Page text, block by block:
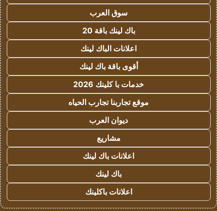
سوق العرب
باك لينك باقة 20
اعلانات الباك لينك
أقوى باقة باك لينك
خدمات با كلينك 2026
موقع تجاربنا تجارب الحياه
ديوان العرب
مشاريع
اعلانات باك لينك
باك لينك
اعلانات باكلينك